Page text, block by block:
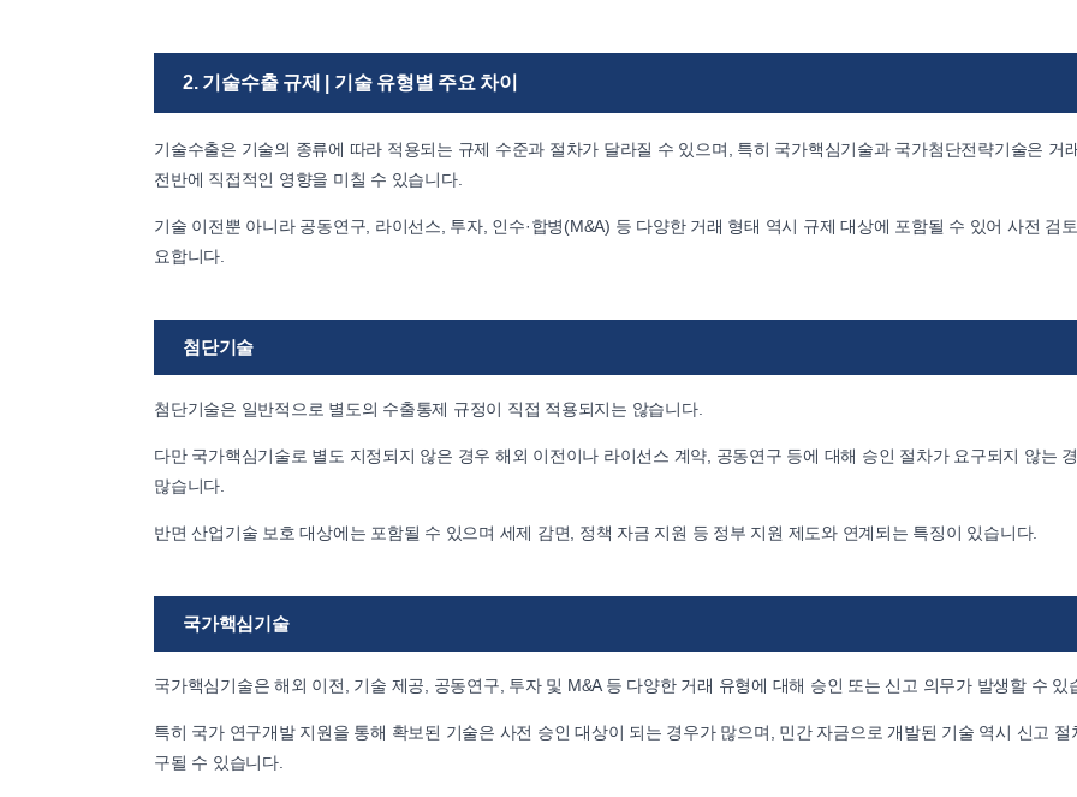
2. 기술수출 규제 | 기술 유형별 주요 차이
기술수출은 기술의 종류에 따라 적용되는 규제 수준과 절차가 달라질 수 있으며, 특히 국가핵심기술과 국가첨단전략기술은 거
전반에 직접적인 영향을 미칠 수 있습니다.
기술 이전뿐 아니라 공동연구, 라이선스, 투자, 인수·합병(M&A) 등 다양한 거래 형태 역시 규제 대상에 포함될 수 있어 사전 검
요합니다.
첨단기술
첨단기술은 일반적으로 별도의 수출통제 규정이 직접 적용되지는 않습니다.
다만 국가핵심기술로 별도 지정되지 않은 경우 해외 이전이나 라이선스 계약, 공동연구 등에 대해 승인 절차가 요구되지 않는
많습니다.
반면 산업기술 보호 대상에는 포함될 수 있으며 세제 감면, 정책 자금 지원 등 정부 지원 제도와 연계되는 특징이 있습니다.
국가핵심기술
국가핵심기술은 해외 이전, 기술 제공, 공동연구, 투자 및 M&A 등 다양한 거래 유형에 대해 승인 또는 신고 의무가 발생할 수 있
특히 국가 연구개발 지원을 통해 확보된 기술은 사전 승인 대상이 되는 경우가 많으며, 민간 자금으로 개발된 기술 역시 신고 절
구될 수 있습니다.